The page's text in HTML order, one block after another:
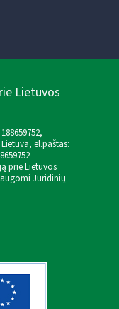
Lietuvos
el.paštas:
prie Lietuvos
Juridinių